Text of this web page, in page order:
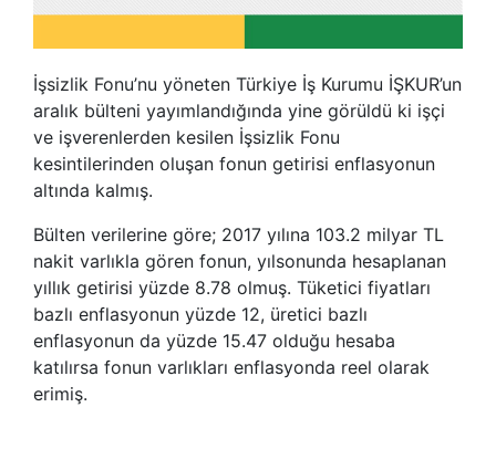
İşsizlik Fonu’nu yöneten Türkiye İş Kurumu İŞKUR’un
aralık bülteni yayımlandığında yine görüldü ki işçi
ve işverenlerden kesilen İşsizlik Fonu
kesintilerinden oluşan fonun getirisi enflasyonun
altında kalmış.
Bülten verilerine göre; 2017 yılına 103.2 milyar TL
nakit varlıkla gören fonun, yılsonunda hesaplanan
yıllık getirisi yüzde 8.78 olmuş. Tüketici fiyatları
bazlı enflasyonun yüzde 12, üretici bazlı
enflasyonun da yüzde 15.47 olduğu hesaba
katılırsa fonun varlıkları enflasyonda reel olarak
erimiş.